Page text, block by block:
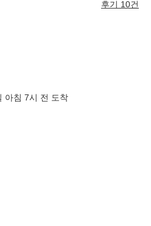
후기 10건
아침 7시 전 도착